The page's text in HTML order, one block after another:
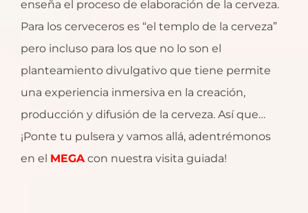
enseña el proceso de elaboración de la cerveza.
Para los cerveceros es “el templo de la cerveza”
pero incluso para los que no lo son el
planteamiento divulgativo que tiene permite
una experiencia inmersiva en la creación,
producción y difusión de la cerveza. Así que…
¡Ponte tu pulsera y vamos allá, adentrémonos
en el MEGA con nuestra visita guiada!